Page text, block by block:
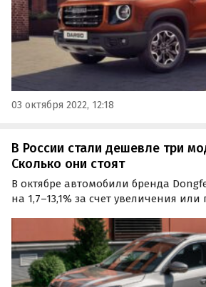
03 октября 2022, 12:18
В России стали дешевле три
Сколько они стоят
В октябре автомобили бренда
на 1,7–13,1% за счет увеличения
прежнем уровне, выяснили